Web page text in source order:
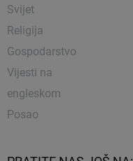
Svijet
Religija
Gospodarstvo
Vijesti na
engleskom
Posao